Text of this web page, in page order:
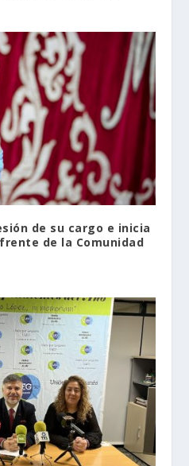
de su cargo e inicia
de la Comunidad